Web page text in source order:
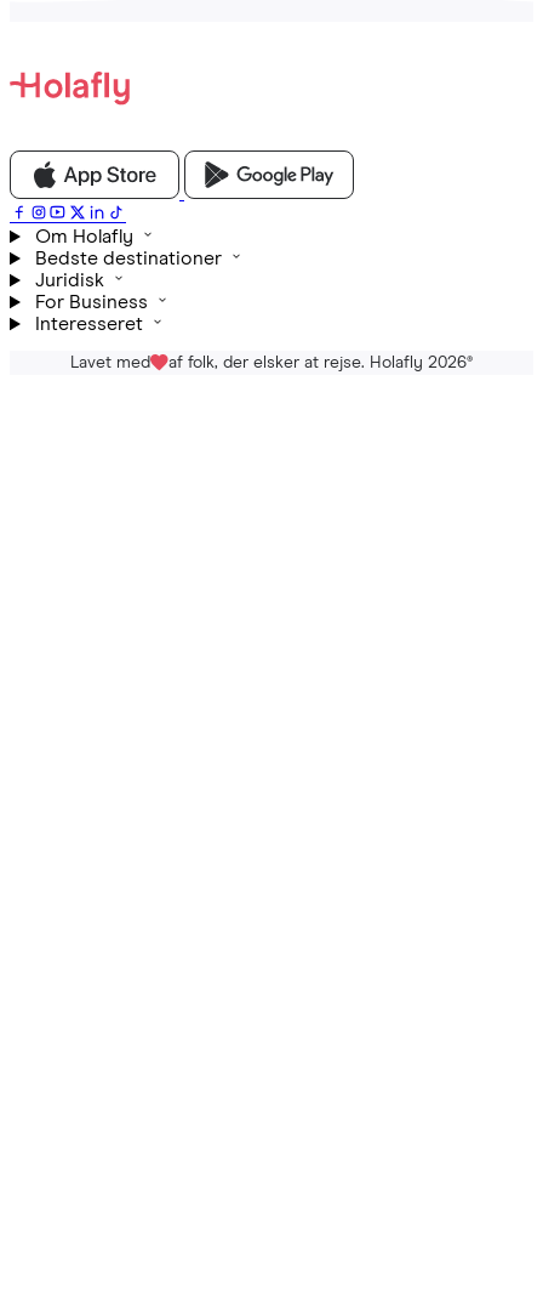
Om Holafly
Bedste destinationer
Juridisk
For Business
Interesseret
Lavet med af folk, der elsker at rejse. Holafly 2026®